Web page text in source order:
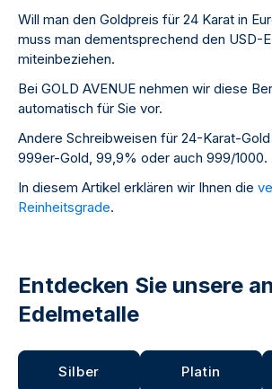
Will man den Goldpreis für 24 Karat in
muss man dementsprechend den USD-
miteinbeziehen.
Bei GOLD AVENUE nehmen wir diese
automatisch für Sie vor.
Andere Schreibweisen für 24-Karat-
999er-Gold, 99,9% oder auch 999/1000.
In diesem Artikel erklären wir Ihnen die
Reinheitsgrade.
Entdecken Sie unsere
Edelmetalle
Silber Platin